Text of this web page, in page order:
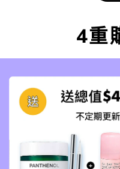
4重